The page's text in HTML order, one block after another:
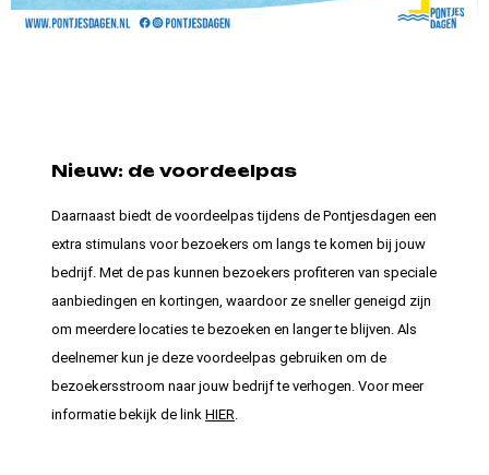
Nieuw: de voordeelpas
Daarnaast biedt de voordeelpas tijdens de Pontjesdagen een
extra stimulans voor bezoekers om langs te komen bij jouw
bedrijf. Met de pas kunnen bezoekers profiteren van speciale
aanbiedingen en kortingen, waardoor ze sneller geneigd zijn
om meerdere locaties te bezoeken en langer te blijven. Als
deelnemer kun je deze voordeelpas gebruiken om de
bezoekersstroom naar jouw bedrijf te verhogen. Voor meer
informatie bekijk de linkHIER.